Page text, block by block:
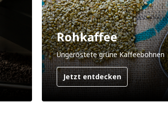
Rohkaffee
Ungeröstete grüne Kaffeebohnen
Jetzt entdecken